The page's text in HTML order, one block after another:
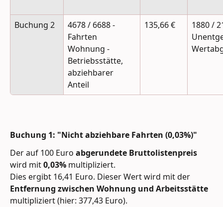
Buchung 2
4678 / 6688 -
Fahrten
Wohnung -
Betriebsstätte,
abziehbarer
Anteil
135,66 €
1880 /
Buchung 1: "Nicht abziehbare Fahrten (0,03%)"
Der auf 100 Euro abgerundete Bruttolistenpreis
wird mit 0,03% multipliziert.
Dies ergibt 16,41 Euro. Dieser Wert wird mit der
Entfernung zwischen Wohnung und Arbeitsstätte
multipliziert (hier: 377,43 Euro).